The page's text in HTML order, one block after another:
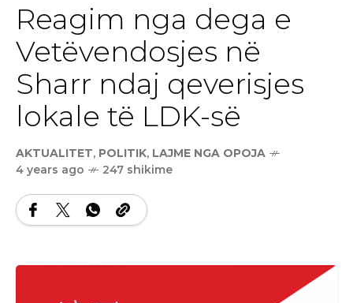
Reagim nga dega e
Vetëvendosjes në
Sharr ndaj qeverisjes
lokale të LDK-së
AKTUALITET, POLITIK, LAJME NGA OPOJA
4 years ago
247 shikime